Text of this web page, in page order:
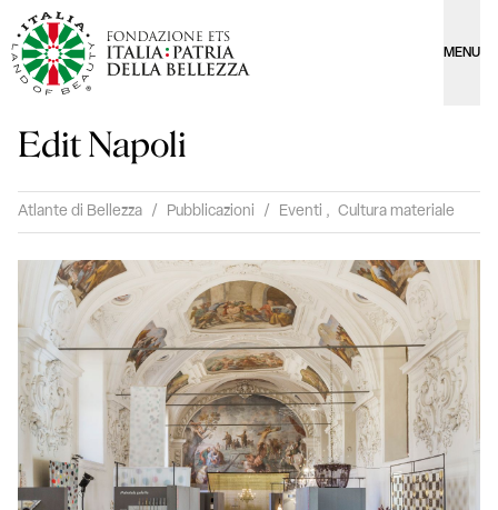
MENU
Edit Napoli
Atlante di Bellezza / Pubblicazioni / Eventi , Cultura materiale